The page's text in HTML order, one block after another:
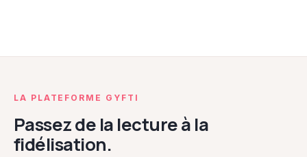
LA PLATEFORME GYFTI
Passez de la lecture à la
fidélisation.